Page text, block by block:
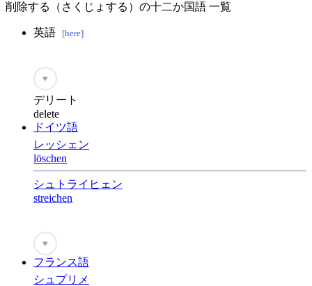
削除する（さくじょする）の十二か国語 一覧
英語 [here]
♥
デリート
delete
ドイツ語
レッシェン
löschen
シュトライヒェン
streichen
♥
フランス語
シュプリメ